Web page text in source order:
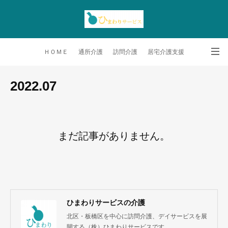
ＨＯＭＥ 通所介護 訪問介護 居宅介護支援
2022.07
まだ記事がありません。
ひまわりサービスの介護
北区・板橋区を中心に訪問介護、デイサービスを展
開する（株）ひまわりサービスです。